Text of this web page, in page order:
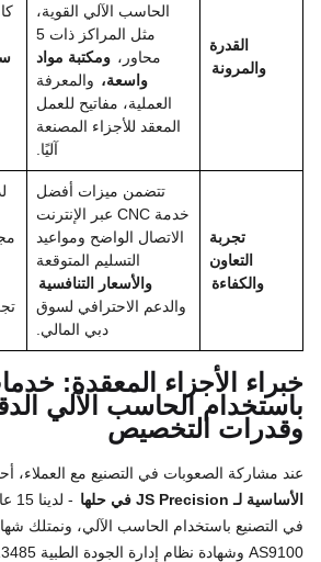
القدرة
والمرونة
الحاسب الآلي القوية،
مثل المراكز ذات 5
محاور، ومكتبة مواد
واسعة، والمعرفة
العملية، مفاتيح للعمل
المعقد للأجزاء المصنعة
آليًا.
تجربة
التعاون
والكفاءة
تتضمن ميزات أفضل
خدمة CNC عبر الإنترنت
الاتصال الواضح ومواعيد
التسليم المتوقعة
والأسعار التنافسية
والدعم الاحترافي لسوق
دبي المالي.
خبراء الأجزاء المعقدة:
وقدرات التخصيص
عند مشاركة الصعوبات في التصنيع مع العملاء،
الأساسية لـ JS Precision في حلها
-
في التصنيع باستخدام الحاسب الآلي، ونمتلك
AS9100 وشهادة نظام إدارة الجودة الطبية ISO 13485.